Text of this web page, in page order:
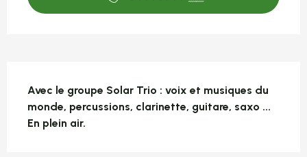
Avec le groupe Solar Trio : voix et musiques du
monde, percussions, clarinette, guitare, saxo ...
En plein air.